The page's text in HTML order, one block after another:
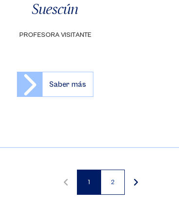
Suescún
PROFESORA VISITANTE
Saber más
Página
1
Página
2